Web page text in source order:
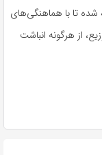
تا با هماهنگی‌های
از هرگونه انباشت